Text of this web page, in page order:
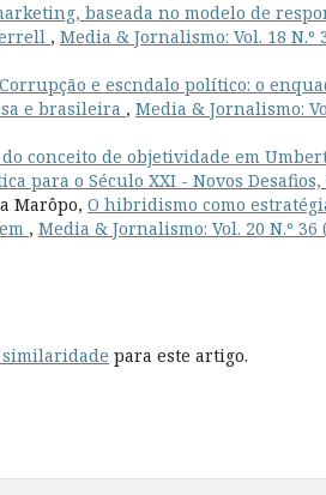
baseada no modelo de
, Media & Jornalismo: Vol. 18 N.º
Corrupção e escndalo político: o
e brasileira , Media & Jornalismo:
conceito de objetividade em
para o Século XXI - Novos
Marôpo, O hibridismo como
, Media & Jornalismo: Vol. 20 N.º 36
para este artigo.